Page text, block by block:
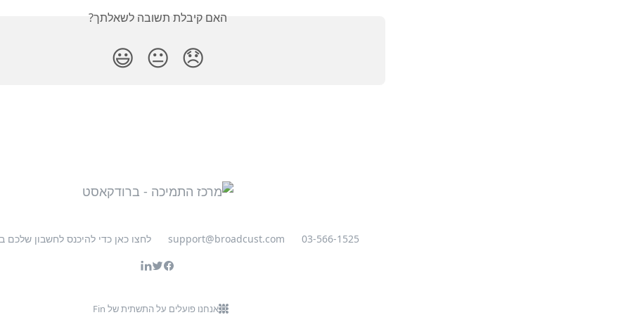
האם קיבלת תשובה לשאלתך?
😞
😐
😃
03-566-1525
support@broadcust.com לחצו כאן כדי להיכנס לחשבון שלכם
אנחנו פועלים על התשתית של Fin